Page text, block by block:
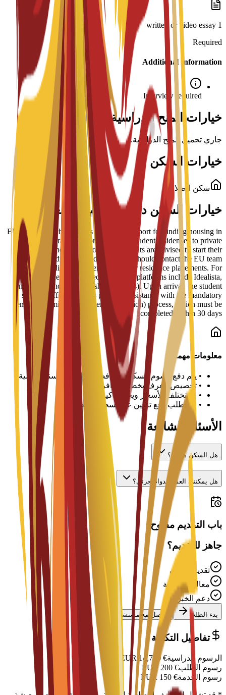
1 written or video essay
Required
Additional Information
Interview required
خيارات المنح الدراسية لهذا البرنامج
جاري تحميل المنح الدراسية...
خيارات السكن
سكن الطلاب
خيارات السكن داخل الحرم الجامعي
EU Business School offers dedicated support for finding housing in
Barcelona, ranging from partnered student residences to private
apartments and shared housing. Students are advised to start their
search early due to high demand and should contact the EU team
immediately after enrollment for residence placements. For
independent living, recommended platforms include Idealista,
Enalquiler, and Badi (for shared rooms). Upon arrival, the student
services office provides practical assistance with the mandatory
"empadronamiento" (resident registration) process, which must be
completed within 30 days.
معلومات مهمة
• يتم دفع رسوم السكن لكل فصل دراسي أو سنة دراسية
• تخصيص الغرف يخضع للتوافر
• قد تختلف الأسعار ويجب تأكيدها مع الجامعة
• قد يطلب دفع تأمين عند تسجيل الوصول
الأسئلة الشائعة
هل السكن متوفر؟
هل يمكنني العمل بدوام جزئي؟
باب التقديم مفتوح
جاهز للتقديم؟
تقديم مجاني
معالجة سريعة
دعم الخبراء
بدء الطلب تواصل مع مستشار
تفاصيل التكلفة
الرسوم الدراسية€
14,700
EUR
رسوم الطلب€
200
EUR
رسوم الخدمة€
150
EUR